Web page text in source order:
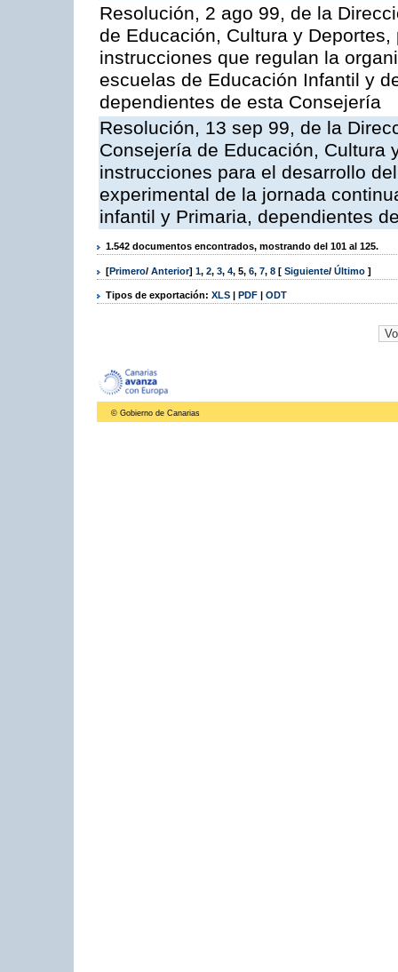
Resolución, 2 ago 99, de la
de Educación, Cultura y
instrucciones que regulan la
escuelas de Educación Infantil y
dependientes de esta Consejería
Resolución, 13 sep 99, de la
Consejería de Educación, Cultura
instrucciones para el desarrollo
experimental de la jornada
infantil y Primaria, dependientes
1.542 documentos encontrados, mostrando del 101 al 125.
[Primero/ Anterior] 1, 2, 3, 4, 5, 6, 7, 8 [ Siguiente/ Último ]
Tipos de exportación: XLS | PDF | ODT
© Gobierno de Canarias